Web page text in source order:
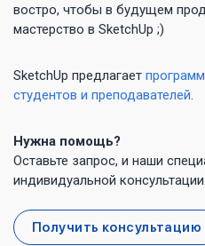
востро, чтобы в будущем
мастерство в SketchUp ;)
SketchUp предлагает
студентов и преподавателей.
Нужна помощь?
Оставьте запрос, и наши
индивидуальной консультации.
Получить консультацию